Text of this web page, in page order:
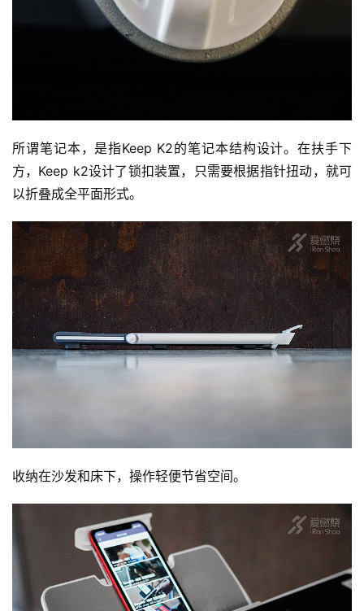
察
所谓笔记本，是指Keep K2的笔记本结构设计。在扶手下
方，Keep k2设计了锁扣装置，只需要根据指针扭动，就可
以折叠成全平面形式。
收纳在沙发和床下，操作轻便节省空间。